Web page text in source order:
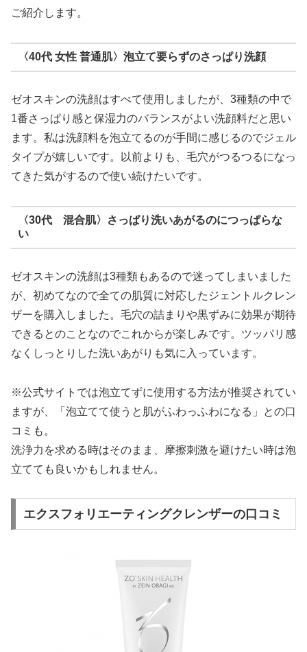
ご紹介します。
〈40代 女性 普通肌〉泡立て要らずのさっぱり洗顔
ゼオスキンの洗顔はすべて使用しましたが、3種類の中で
1番さっぱり感と保湿力のバランスがよい洗顔料だと思い
ます。私は洗顔料を泡立てるのが手間に感じるのでジェル
タイプが嬉しいです。以前よりも、毛穴がつるつるになっ
てきた気がするので使い続けたいです。
〈30代 混合肌〉さっぱり洗いあがるのにつっぱらな
い
ゼオスキンの洗顔は3種類もあるので迷ってしまいました
が、初めてなので全ての肌質に対応したジェントルクレン
ザーを購入しました。毛穴の詰まりや黒ずみに効果が期待
できるとのことなのでこれからが楽しみです。ツッパリ感
なくしっとりした洗いあがりも気に入っています。
※公式サイトでは泡立てずに使用する方法が推奨されてい
ますが、「泡立てて使うと肌がふわっふわになる」との口
コミも。
洗浄力を求める時はそのまま、摩擦刺激を避けたい時は泡
立てても良いかもしれません。
エクスフォリエーティングクレンザーの口コミ